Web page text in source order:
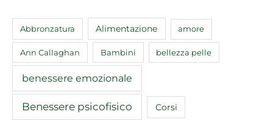
Abbronzatura Alimentazione amore
Ann Callaghan Bambini bellezza pelle
benessere emozionale
Benessere psicofisico Corsi